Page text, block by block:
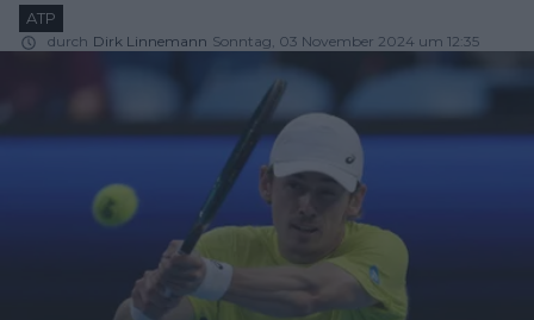
ATP
durch Dirk Linnemann Sonntag, 03 November 2024 um 12:35